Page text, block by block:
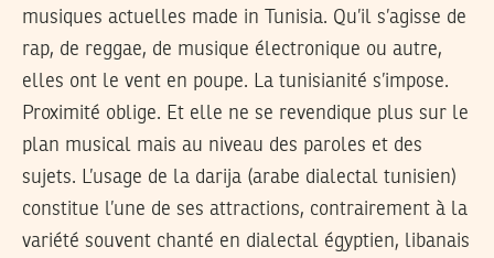
musiques actuelles made in Tunisia. Qu’il s’agisse de
rap, de reggae, de musique électronique ou autre,
elles ont le vent en poupe. La tunisianité s’impose.
Proximité oblige. Et elle ne se revendique plus sur le
plan musical mais au niveau des paroles et des
sujets. L’usage de la darija (arabe dialectal tunisien)
constitue l’une de ses attractions, contrairement à la
variété souvent chanté en dialectal égyptien, libanais